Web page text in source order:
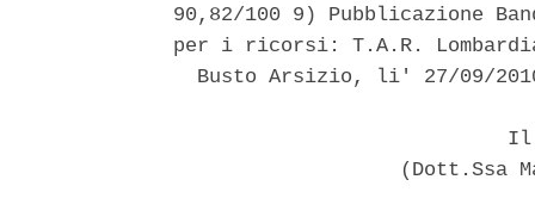
90,82/100 9) Pubblicazione
per i ricorsi: T.A.R.
Busto Arsizio, li' 27/09/
(Dott.Ssa